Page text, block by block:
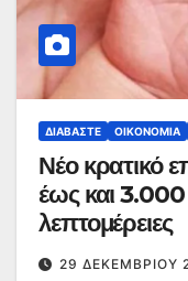
ΔΙΑΒΆΣΤΕ ΟΙΚΟΝΟΜΊΑ
Νέο κρατικό
έως και
λεπτομέρειες
29 ΔΕΚΕΜΒΡΊΟΥ